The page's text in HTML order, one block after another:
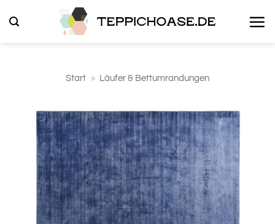
Inhalt
Start » Läufer & Bettumrandungen